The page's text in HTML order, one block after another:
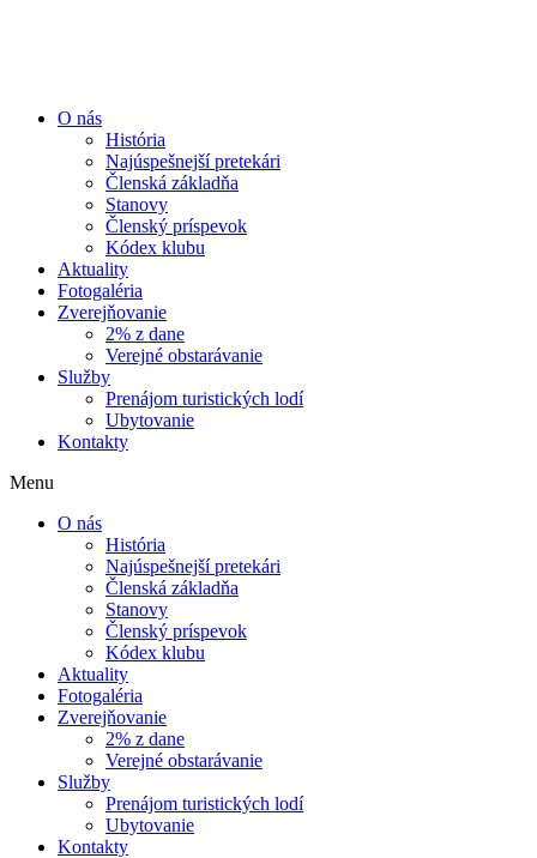
O nás
História
Najúspešnejší pretekári
Členská základňa
Stanovy
Členský príspevok
Kódex klubu
Aktuality
Fotogaléria
Zverejňovanie
2% z dane
Verejné obstarávanie
Služby
Prenájom turistických lodí
Ubytovanie
Kontakty
Menu
O nás
História
Najúspešnejší pretekári
Členská základňa
Stanovy
Členský príspevok
Kódex klubu
Aktuality
Fotogaléria
Zverejňovanie
2% z dane
Verejné obstarávanie
Služby
Prenájom turistických lodí
Ubytovanie
Kontakty